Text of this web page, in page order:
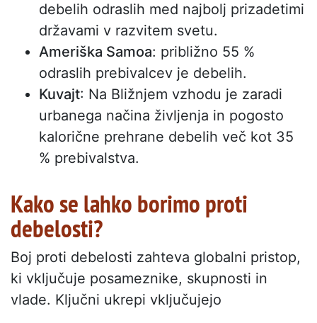
debelih odraslih med najbolj prizadetimi
državami v razvitem svetu.
Ameriška Samoa: približno 55 %
odraslih prebivalcev je debelih.
Kuvajt: Na Bližnjem vzhodu je zaradi
urbanega načina življenja in pogosto
kalorične prehrane debelih več kot 35
% prebivalstva.
Kako se lahko borimo proti
debelosti?
Boj proti debelosti zahteva globalni pristop,
ki vključuje posameznike, skupnosti in
vlade. Ključni ukrepi vključujejo